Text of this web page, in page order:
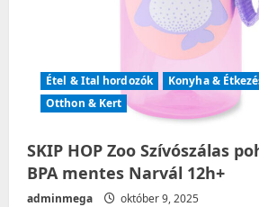
Étel & Ital hordozók Konyha &
Otthon & Kert
SKIP HOP Zoo Szívószálas
BPA mentes Narvál 12h+
adminmega október 9, 2025